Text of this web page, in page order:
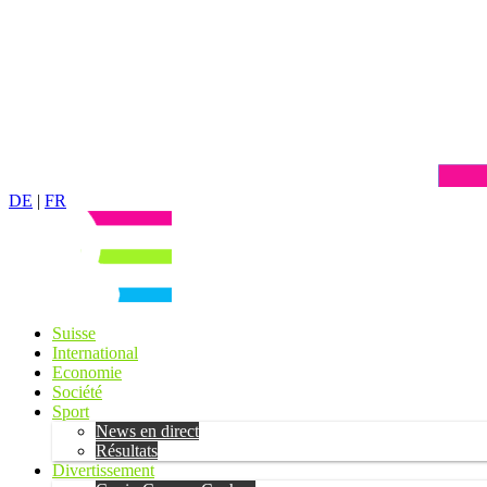
DE | FR
Suisse
International
Economie
Société
Sport
News en direct
Résultats
Divertissement